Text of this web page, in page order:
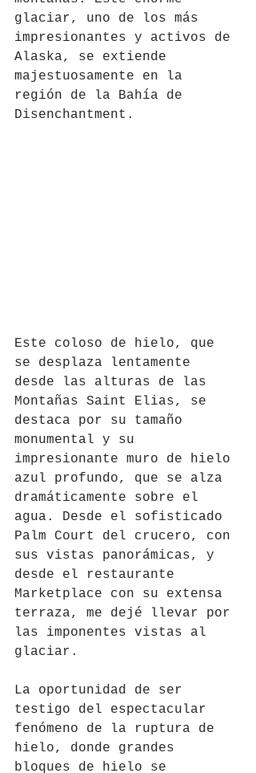
glaciar, uno de los más
impresionantes y activos de
Alaska, se extiende
majestuosamente en la
región de la Bahía de
Disenchantment.
Este coloso de hielo, que
se desplaza lentamente
desde las alturas de las
Montañas Saint Elias, se
destaca por su tamaño
monumental y su
impresionante muro de hielo
azul profundo, que se alza
dramáticamente sobre el
agua. Desde el sofisticado
Palm Court del crucero, con
sus vistas panorámicas, y
desde el restaurante
Marketplace con su extensa
terraza, me dejé llevar por
las imponentes vistas al
glaciar.
La oportunidad de ser
testigo del espectacular
fenómeno de la ruptura de
hielo, donde grandes
bloques de hielo se